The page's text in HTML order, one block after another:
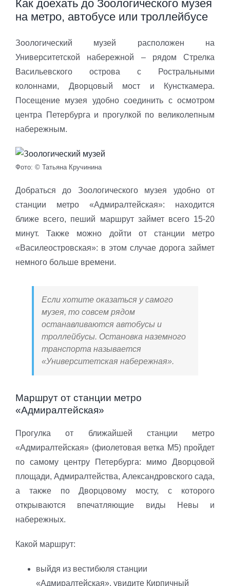
Как доехать до Зоологического музея
на метро, автобусе или троллейбусе
Зоологический музей расположен на
Университетской набережной – рядом Стрелка
Васильевского острова с Ростральными
колоннами, Дворцовый мост и Кунсткамера.
Посещение музея удобно соединить с осмотром
центра Петербурга и прогулкой по великолепным
набережным.
Фото: © Татьяна Кручинина
Добраться до Зоологического музея удобно от
станции метро «Адмиралтейская»: находится
ближе всего, пеший маршрут займет всего 15-20
минут. Также можно дойти от станции метро
«Василеостровская»: в этом случае дорога займет
немного больше времени.
Если хотите оказаться у самого
музея, то совсем рядом
останавливаются автобусы и
троллейбусы. Остановка наземного
транспорта называется
«Университетская набережная».
Маршрут от станции метро
«Адмиралтейская»
Прогулка от ближайшей станции метро
«Адмиралтейская» (фиолетовая ветка М5) пройдет
по самому центру Петербурга: мимо Дворцовой
площади, Адмиралтейства, Александровского сада,
а также по Дворцовому мосту, с которого
открываются впечатляющие виды Невы и
набережных.
Какой маршрут:
выйдя из вестибюля станции
«Адмиралтейская», увидите Кирпичный